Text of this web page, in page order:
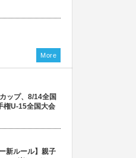
ップ、8/14全国
権U-15全国大会
新ルール】親子
More